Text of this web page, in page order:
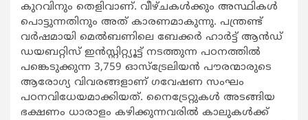
കുറവിനും തെളിവാണ്. വീഴ്ചകള്‍ക്കും അസ്ഥികള്‍
പൊട്ടുന്നതിനും അത് കാരണമാകുന്നു. പന്ത്രണ്ട്
വര്‍ഷമായി മെല്‍ബണിലെ ബേക്കര്‍ ഹാര്‍ട്ട് ആന്‍ഡ്
ഡയബറ്റിസ് ഇന്‍സ്റ്റിറ്റ്യൂട്ട് നടത്തുന്ന പഠനത്തില്‍
പങ്കെടുക്കുന്ന 3,759 ഓസ്‌ട്രേലിയന്‍ പൗരന്മാരുടെ
ആരോഗ്യ വിവരങ്ങളാണ് ഗവേഷണ സംഘം
പഠനവിധേയമാക്കിയത്. നൈട്രേറ്റുകള്‍ അടങ്ങിയ
ഭക്ഷണം ധാരാളം കഴിക്കുന്നവരില്‍ കാലുകള്‍ക്ക്